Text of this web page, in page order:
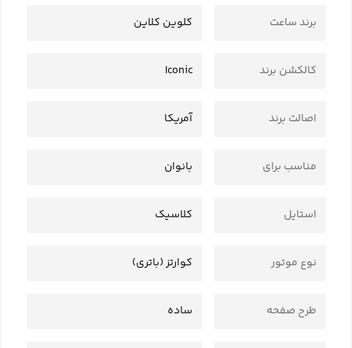
برند ساعت کلوین کلاین
کالکشن برند Iconic
اصالت برند آمریکا
مناسب برای بانوان
استایل کلاسیک
نوع موتور کوارتز (باتری)
طرح صفحه ساده